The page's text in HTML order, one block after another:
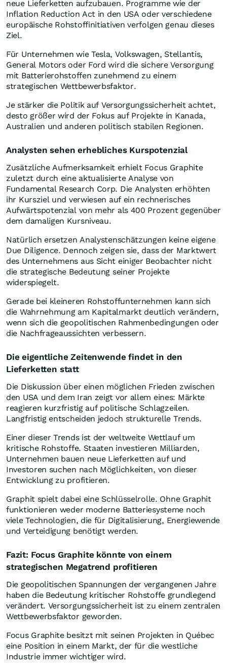
neue Lieferketten aufzubauen. Programme wie der
Inflation Reduction Act in den USA oder verschiedene
europäische Rohstoffinitiativen verfolgen genau dieses
Ziel.
Für Unternehmen wie Tesla, Volkswagen, Stellantis,
General Motors oder Ford wird die sichere Versorgung
mit Batterierohstoffen zunehmend zu einem
strategischen Wettbewerbsfaktor.
Je stärker die Politik auf Versorgungssicherheit achtet,
desto größer wird der Fokus auf Projekte in Kanada,
Australien und anderen politisch stabilen Regionen.
Analysten sehen erhebliches Kurspotenzial
Zusätzliche Aufmerksamkeit erhielt Focus Graphite
zuletzt durch eine aktualisierte Analyse von
Fundamental Research Corp. Die Analysten erhöhten
ihr Kursziel und verwiesen auf ein rechnerisches
Aufwärtspotenzial von mehr als 400 Prozent gegenüber
dem damaligen Kursniveau.
Natürlich ersetzen Analystenschätzungen keine eigene
Due Diligence. Dennoch zeigen sie, dass der Marktwert
des Unternehmens aus Sicht einiger Beobachter nicht
die strategische Bedeutung seiner Projekte
widerspiegelt.
Gerade bei kleineren Rohstoffunternehmen kann sich
die Wahrnehmung am Kapitalmarkt deutlich verändern,
wenn sich die geopolitischen Rahmenbedingungen oder
die Nachfrageaussichten verbessern.
Die eigentliche Zeitenwende findet in den
Lieferketten statt
Die Diskussion über einen möglichen Frieden zwischen
den USA und dem Iran zeigt vor allem eines: Märkte
reagieren kurzfristig auf politische Schlagzeilen.
Langfristig entscheiden jedoch strukturelle Trends.
Einer dieser Trends ist der weltweite Wettlauf um
kritische Rohstoffe. Staaten investieren Milliarden,
Unternehmen bauen neue Lieferketten auf und
Investoren suchen nach Möglichkeiten, von dieser
Entwicklung zu profitieren.
Graphit spielt dabei eine Schlüsselrolle. Ohne Graphit
funktionieren weder moderne Batteriesysteme noch
viele Technologien, die für Digitalisierung, Energiewende
und Verteidigung benötigt werden.
Fazit: Focus Graphite könnte von einem
strategischen Megatrend profitieren
Die geopolitischen Spannungen der vergangenen Jahre
haben die Bedeutung kritischer Rohstoffe grundlegend
verändert. Versorgungssicherheit ist zu einem zentralen
Wettbewerbsfaktor geworden.
Focus Graphite besitzt mit seinen Projekten in Québec
eine Position in einem Markt, der für die westliche
Industrie immer wichtiger wird.